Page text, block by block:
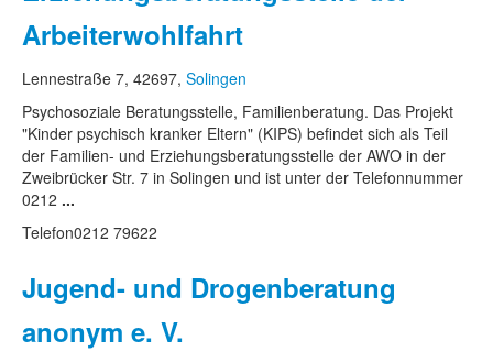
Arbeiterwohlfahrt
Lennestraße 7, 42697, Solingen
Psychosoziale Beratungsstelle, Familienberatung. Das Projekt
"Kinder psychisch kranker Eltern" (KIPS) befindet sich als Teil
der Familien- und Erziehungsberatungsstelle der AWO in der
Zweibrücker Str. 7 in Solingen und ist unter der Telefonnummer
0212 ...
Telefon0212 79622
Jugend- und Drogenberatung
anonym e. V.